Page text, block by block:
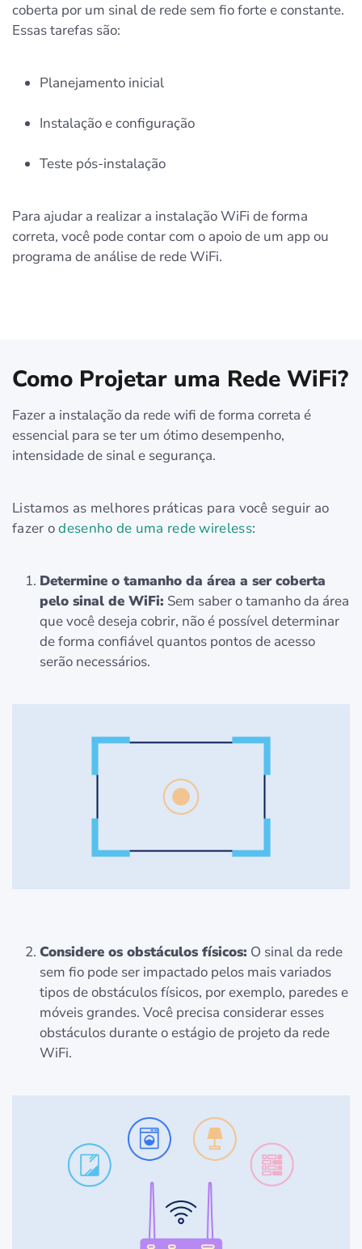
coberta por um sinal de rede sem fio forte e constante.
Essas tarefas são:
Planejamento inicial
Instalação e configuração
Teste pós-instalação
Para ajudar a realizar a instalação WiFi de forma
correta, você pode contar com o apoio de um app ou
programa de análise de rede WiFi.
Como Projetar uma Rede WiFi?
Fazer a instalação da rede wifi de forma correta é
essencial para se ter um ótimo desempenho,
intensidade de sinal e segurança.
Listamos as melhores práticas para você seguir ao
fazer odesenho de uma rede wireless:
Determine o tamanho da área a ser coberta
pelo sinal de WiFi: Sem saber o tamanho da área
que você deseja cobrir, não é possível determinar
de forma confiável quantos pontos de acesso
serão necessários.
Considere os obstáculos físicos: O sinal da rede
sem fio pode ser impactado pelos mais variados
tipos de obstáculos físicos, por exemplo, paredes e
móveis grandes. Você precisa considerar esses
obstáculos durante o estágio de projeto da rede
WiFi.